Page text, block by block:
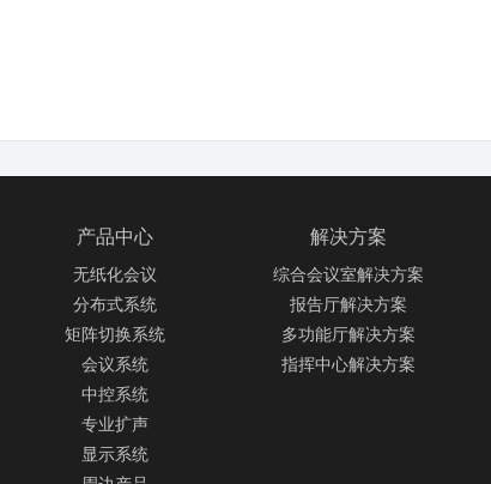
产品中心
无纸化会议
分布式系统
矩阵切换系统
会议系统
中控系统
专业扩声
显示系统
解决方案
综合会议室解决方案
报告厅解决方案
多功能厅解决方案
指挥中心解决方案